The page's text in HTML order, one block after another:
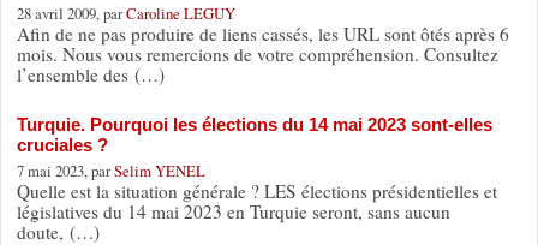
28 avril 2009, parCaroline LEGUY
Afin de ne pas produire de liens cassés, les URL sont ôtés après 6
mois. Nous vous remercions de votre compréhension. Consultez
l’ensemble des (…)
Turquie. Pourquoi les élections du 14 mai 2023 sont-elles
cruciales ?
7 mai 2023, parSelim YENEL
Quelle est la situation générale ? LES élections présidentielles et
législatives du 14 mai 2023 en Turquie seront, sans aucun
doute, (…)